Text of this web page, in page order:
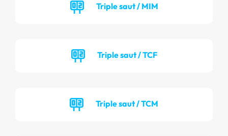
Triple saut / MIM
Triple saut / TCF
Triple saut / TCM